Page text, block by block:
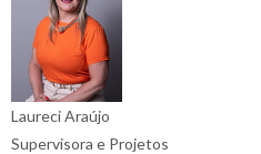
Laureci Araújo
Supervisora e Projetos